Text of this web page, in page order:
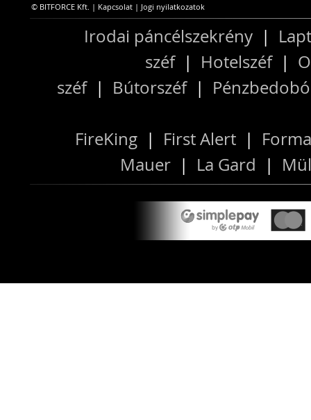
© BITFORCE Kft. | Kapcsolat | Jogi nyilatkozatok
Irodai páncélszekrény |
széf| Hotelszéf|
széf| Bútorszéf|
FireKing | First Alert |
Mauer | La Gard |